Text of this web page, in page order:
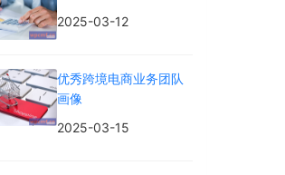
2025-03-12
优秀跨境电商业务团队
画像
2025-03-15